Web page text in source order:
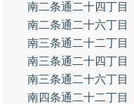
南二条通二十四丁目
南二条通二十六丁目
南三条通二十二丁目
南三条通二十四丁目
南三条通二十六丁目
南四条通二十二丁目